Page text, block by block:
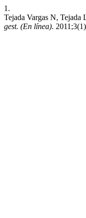
1.
Tejada Vargas N, Tejada
gest. (En línea).